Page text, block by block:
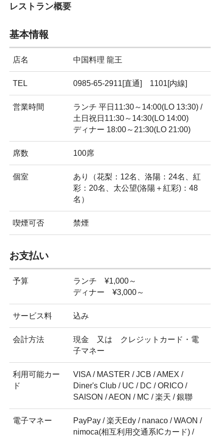
レストラン概要
基本情報
店名 中国料理 龍王
TEL 0985-65-2911[直通] 1101[内線]
営業時間
ランチ 平日11:30～14:00(LO 13:30) /
土日祝日11:30～14:30(LO 14:00)
ディナー 18:00～21:30(LO 21:00)
席数 100席
個室
あり（花梨：12名、洛陽：24名、紅
彩：20名、太公望(洛陽＋紅彩)：48
名）
喫煙可否 禁煙
お支払い
予算
ランチ ¥1,000～
ディナー ¥3,000～
サービス料 込み
会計方法
現金 又は クレジットカード・電
子マネー
利用可能カー
ド
VISA / MASTER / JCB / AMEX /
Diner's Club / UC / DC / ORICO /
SAISON / AEON / MC / 楽天 / 銀聯
電子マネー
PayPay / 楽天Edy / nanaco / WAON /
nimoca(相互利用交通系ICカード) /